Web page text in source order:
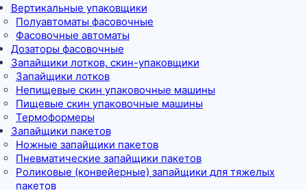
Вертикальные упаковщики
Полуавтоматы фасовочные
Фасовочные автоматы
Дозаторы фасовочные
Запайщики лотков, скин-упаковщики
Запайщики лотков
Непищевые скин упаковочные машины
Пищевые скин упаковочные машины
Термоформеры
Запайщики пакетов
Ножные запайщики пакетов
Пневматические запайщики пакетов
Роликовые (конвейерные) запайщики для тяжелых
пакетов